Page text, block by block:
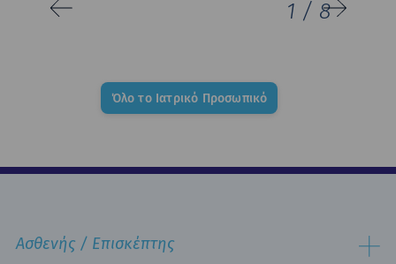
1 / 8
Όλο το Ιατρικό Προσωπικό
Ασθενής / Επισκέπτης